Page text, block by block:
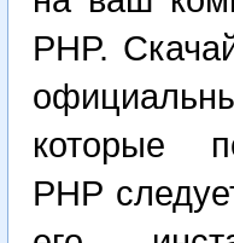
PHP.
которые
PHP